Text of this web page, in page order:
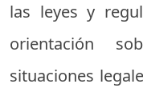
las leyes y
orientación
situaciones